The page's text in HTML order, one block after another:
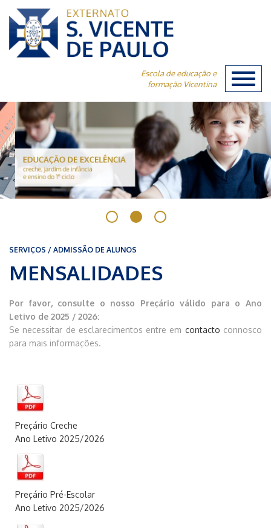
Escola de educação e
formação Vicentina
SERVIÇOS / ADMISSÃO DE ALUNOS
MENSALIDADES
Por favor, consulte o nosso Preçário válido para o Ano
Letivo de 2025 / 2026:
Se necessitar de esclarecimentos entre em contacto connosco
para mais informações.
Preçário Creche
Ano Letivo 2025/2026
Preçário Pré-Escolar
Ano Letivo 2025/2026